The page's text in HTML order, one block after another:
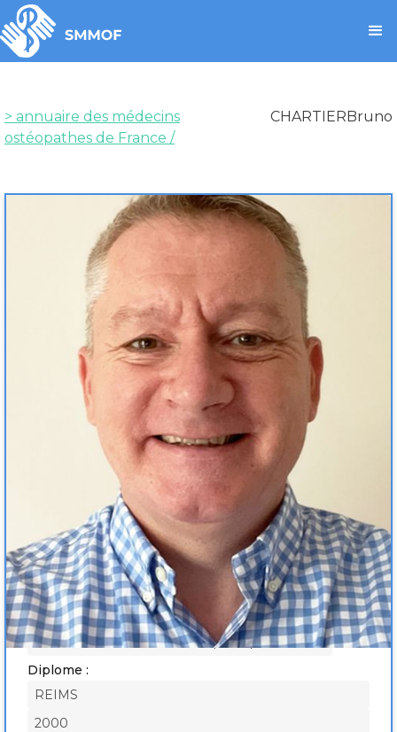
> annuaire des médecins
ostéopathes de France /
CHARTIERBruno
CHARTIERBruno
Exercice :
Médecine générale
Médecine du sport
Médecine manuelle et ostéopathique médicale
Diplome :
REIMS
2000